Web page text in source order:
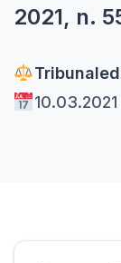
2021, n.
Tribunale
10.03.2021